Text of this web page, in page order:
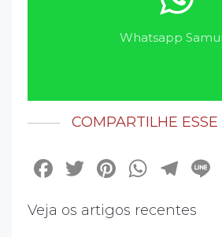
Whatsapp
COMPARTILHE
Facebook
Twitter
Veja os artigos recentes